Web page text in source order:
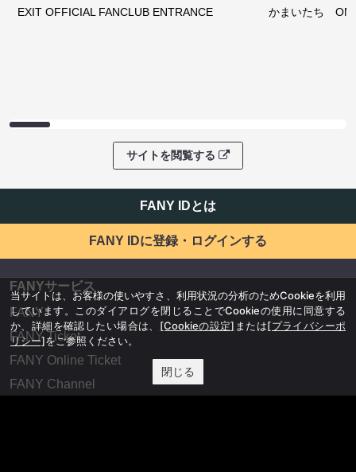
EXIT OFFICIAL FANCLUB ENTRANCE かまいたち
サイトを閲覧する
FANY IDとは
FANY IDに登録・ログインする
FANYサービス
FANY
FANY Ticket
FANY Online Ticket
FANY Channel
当サイトは、お客様の使いやすさ、利用状況の分析のためCookieを利用
しています。このダイアログを閉じることでCookieの使用に同意する
か、詳細を確認したい場合は、 [Cookieの設定] または[プライバシーポ
リシー]をご参照ください。
閉じる